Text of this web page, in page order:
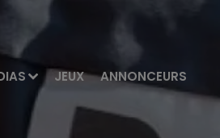
JEUX ANNONCEURS